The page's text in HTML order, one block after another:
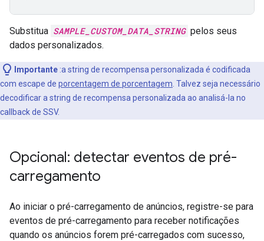
Substitua SAMPLE_CUSTOM_DATA_STRING pelos seus
dados personalizados.
Importante :a string de recompensa personalizada é codificada
com escape de porcentagem de porcentagem . Talvez seja necessário
decodificar a string de recompensa personalizada ao analisá-la no
callback de SSV.
Opcional: detectar eventos de pré-
carregamento
Ao iniciar o pré-carregamento de anúncios, registre-se para
eventos de pré-carregamento para receber notificações
quando os anúncios forem pré-carregados com sucesso,